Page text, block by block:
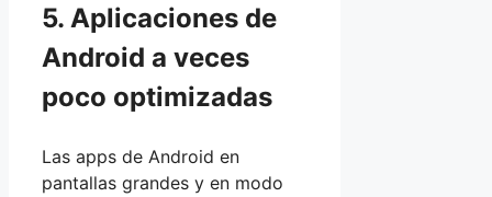
5. Aplicaciones de
Android a veces
poco optimizadas
Las apps de Android en
pantallas grandes y en modo